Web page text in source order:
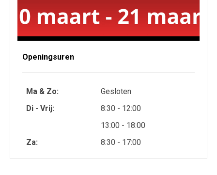
Openingsuren
Ma & Zo:
Gesloten
Di - Vrij:
8:30 - 12:00
13:00 - 18:00
Za:
8:30 - 17:00